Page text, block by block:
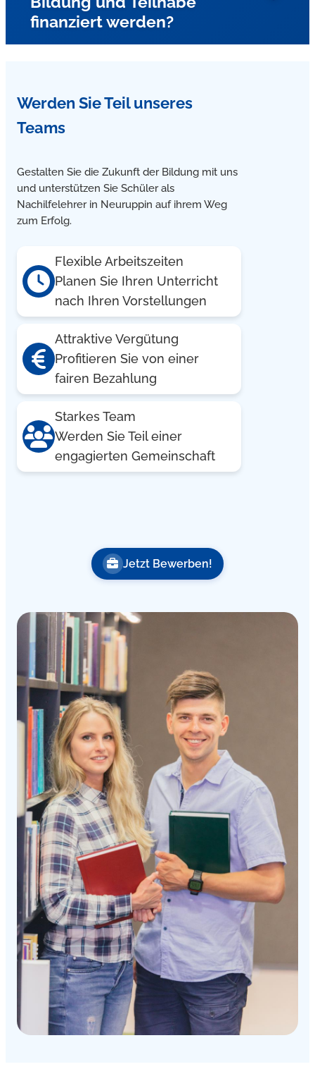
Rechtschreibschwäche (LRS) wird Einzelunterricht in
Neuruppin mit speziellen Förderprogrammen des
finanziert werden?
Teilhabe finanziert werden, da wir ein anerkannter
Lernförderer des Kreises Ostprignitz Ruppin sind. Gerne
Werden Sie Teil unseres
Teams
Gestalten Sie die Zukunft der Bildung mit uns
und unterstützen Sie Schüler als
Nachilfelehrer in Neuruppin auf ihrem Weg
zum Erfolg.
Flexible Arbeitszeiten
Planen Sie Ihren Unterricht
nach Ihren Vorstellungen
Attraktive Vergütung
Profitieren Sie von einer
fairen Bezahlung
Starkes Team
Werden Sie Teil einer
engagierten Gemeinschaft
Jetzt Bewerben!